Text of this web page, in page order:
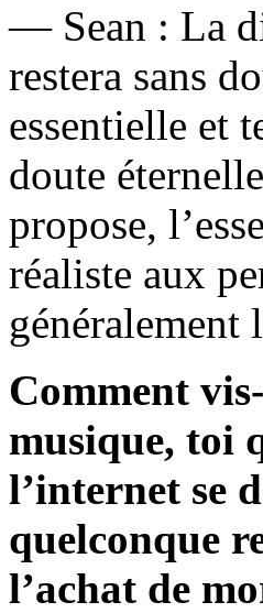
— Sean : La
restera sans
essentielle et
doute
propose,
réaliste aux
généralement
Comment
musique, toi
l’internet se
quelconque
l’achat de